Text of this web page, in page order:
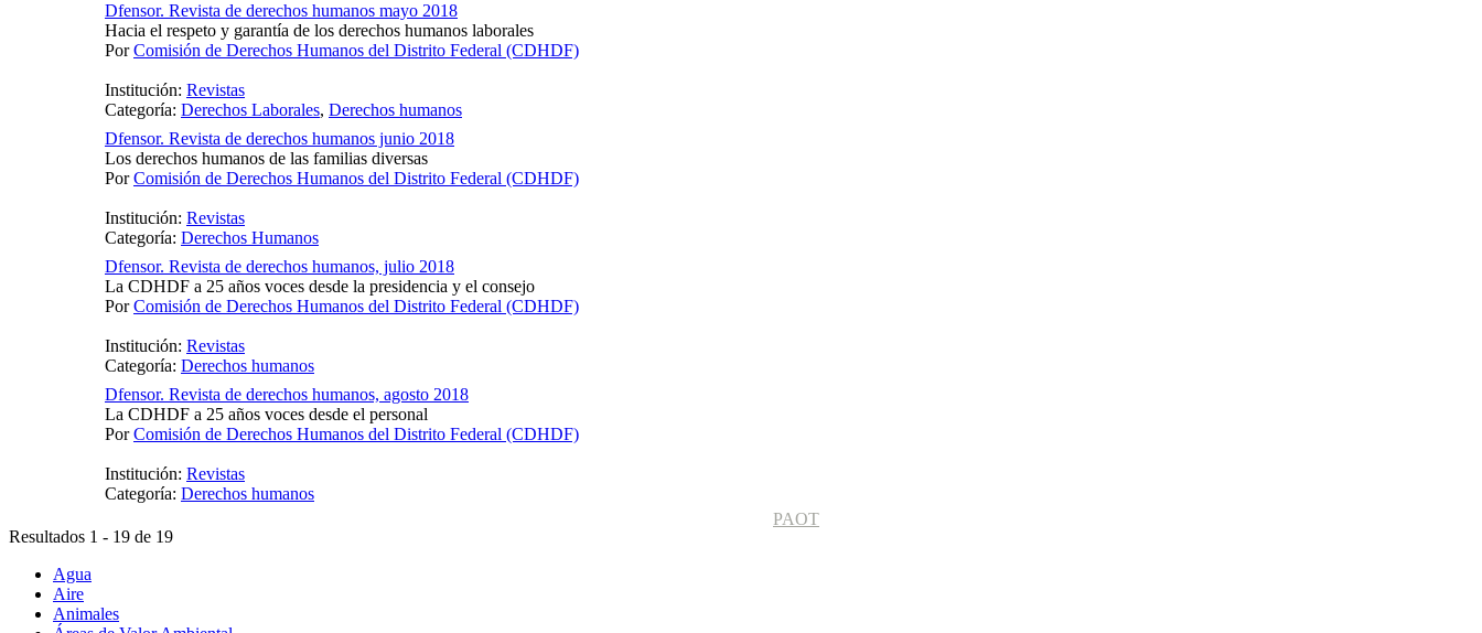
Dfensor. Revista de derechos humanos mayo 2018
Hacia el respeto y garantía de los derechos humanos laborales
PorComisión de Derechos Humanos del Distrito Federal (CDHDF)
Institución: Revistas
Categoría: Derechos Laborales, Derechos humanos
Dfensor. Revista de derechos humanos junio 2018
Los derechos humanos de las familias diversas
PorComisión de Derechos Humanos del Distrito Federal (CDHDF)
Institución: Revistas
Categoría: Derechos Humanos
Dfensor. Revista de derechos humanos, julio 2018
La CDHDF a 25 años voces desde la presidencia y el consejo
PorComisión de Derechos Humanos del Distrito Federal (CDHDF)
Institución: Revistas
Categoría: Derechos humanos
Dfensor. Revista de derechos humanos, agosto 2018
La CDHDF a 25 años voces desde el personal
PorComisión de Derechos Humanos del Distrito Federal (CDHDF)
Institución: Revistas
Categoría: Derechos humanos
PAOT
Resultados 1 - 19 de 19
Agua
Aire
Animales